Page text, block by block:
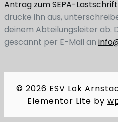
Antrag zum SEPA-
drucke ihn aus,
deinem Abteilungsleiter ab.
gescannt per E-Mail an
© 2026 ESV Lok
Elementor Lite by